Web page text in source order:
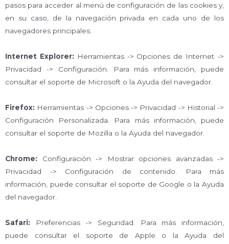
pasos para acceder al menú de configuración de las cookies y,
en su caso, de la navegación privada en cada uno de los
navegadores principales:
Internet Explorer: Herramientas -> Opciones de Internet ->
Privacidad -> Configuración. Para más información, puede
consultar el soporte de Microsoft o la Ayuda del navegador.
Firefox: Herramientas -> Opciones -> Privacidad -> Historial ->
Configuración Personalizada. Para más información, puede
consultar el soporte de Mozilla o la Ayuda del navegador.
Chrome: Configuración -> Mostrar opciones avanzadas ->
Privacidad -> Configuración de contenido. Para más
información, puede consultar el soporte de Google o la Ayuda
del navegador.
Safari:
Preferencias -> Seguridad. Para más información,
puede consultar el soporte de Apple o la Ayuda del